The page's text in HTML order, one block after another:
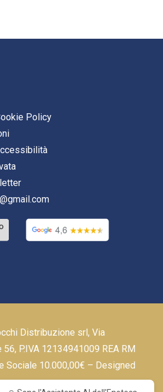
Policy
Distribuzione srl, Via
P.IVA 12134941009 REA RM
Sociale 10.000,00€ – Designed